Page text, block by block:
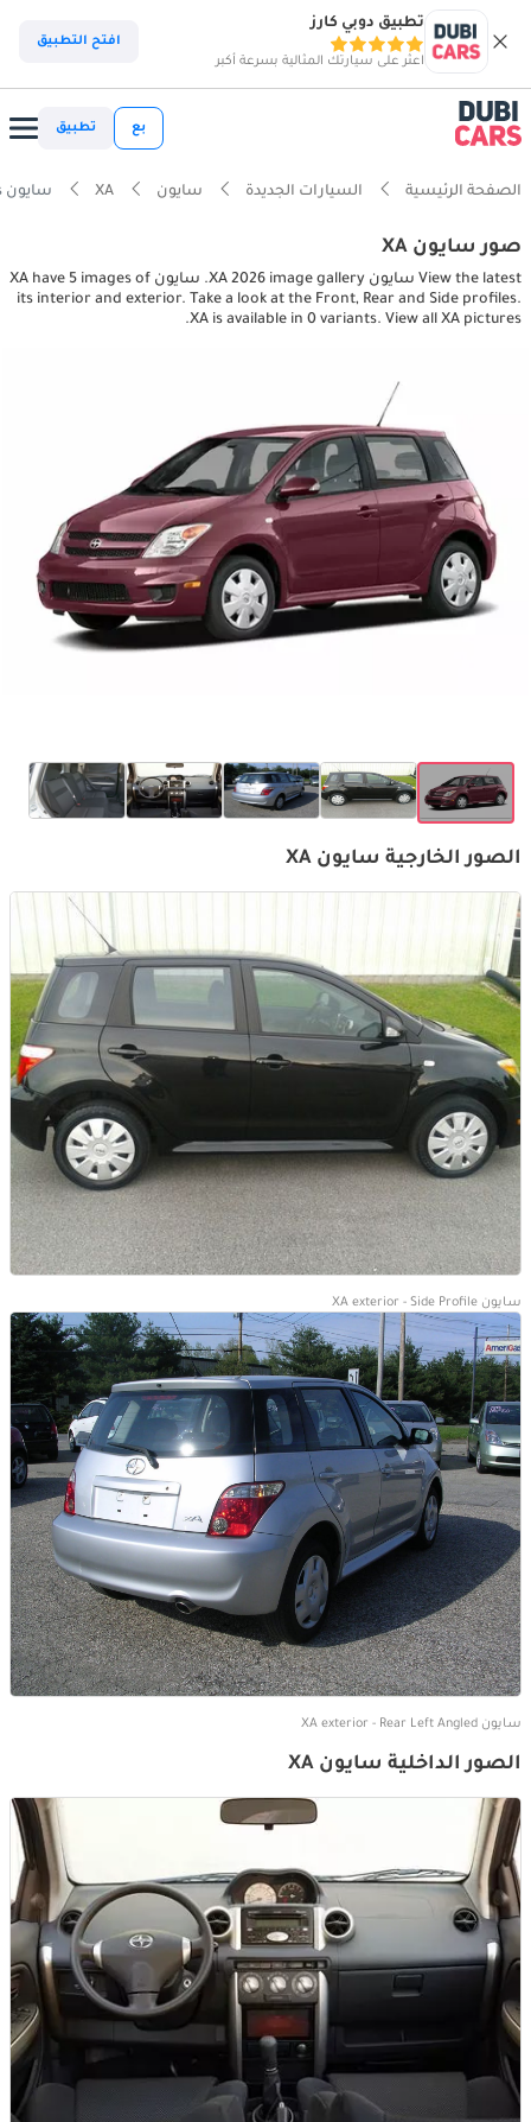
تطبيق دوبي كارز
اعثر على سيارتك المثالية بسرعة أكبر
افتح التطبيق
بع تطبيق
الصفحة الرئيسية السيارات الجديدة سايون XA سايون XA interior, exterior pictures
صور سايون XA
View the latest سايون XA 2026 image gallery. سايون XA have 5 images of
its interior and exterior. Take a look at the Front, Rear and Side profiles.
XA is available in 0 variants. View all XA pictures.
الصور الخارجية سايون XA
سايون XA exterior - Side Profile
سايون XA exterior - Rear Left Angled
الصور الداخلية سايون XA